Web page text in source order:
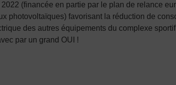
(financée en partie par le plan de relance
photovoltaïques) favorisant la réduction de
des autres équipements du complexe
par un grand OUI !